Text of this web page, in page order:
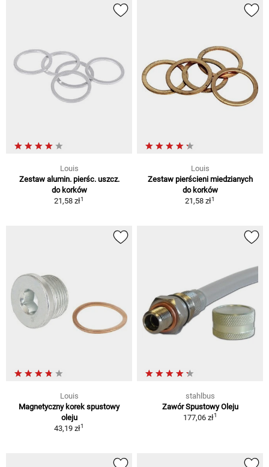
Louis
Zestaw alumin. pierśc. uszcz.
do korków
21,58 zł1
Louis
Zestaw pierścieni miedzianych
do korków
21,58 zł1
Louis
Magnetyczny korek spustowy
oleju
43,19 zł1
stahlbus
Zawór Spustowy Oleju
177,06 zł1